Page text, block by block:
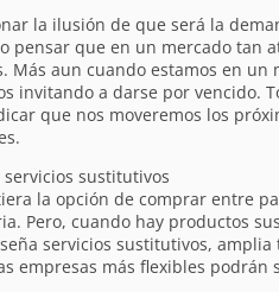
la ilusión de que será la
pensar que en un mercado tan
Más aun cuando estamos en
invitando a darse por vencido.
que nos moveremos los
servicios sustitutivos
la opción de comprar entre
Pero, cuando hay productos
servicios sustitutivos,
empresas más flexibles podrán